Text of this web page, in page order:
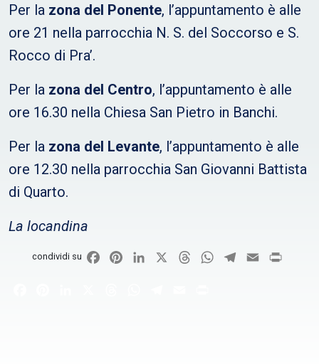
Per la zona del Ponente, l’appuntamento è alle
ore 21 nella parrocchia N. S. del Soccorso e S.
Rocco di Pra’.
Per la zona del Centro, l’appuntamento è alle
ore 16.30 nella Chiesa San Pietro in Banchi.
Per la zona del Levante, l’appuntamento è alle
ore 12.30 nella parrocchia San Giovanni Battista
di Quarto.
La locandina
condividi su FacebookPinterestLinkedIn ThreadsWhatsApp
Telegram
Email